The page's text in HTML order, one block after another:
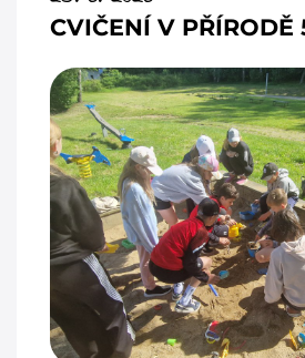
CVIČENÍ V PŘÍRODĚ